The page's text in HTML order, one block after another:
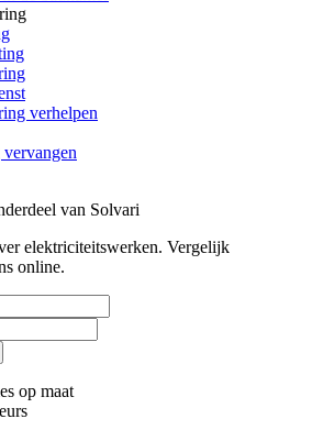
verhelpen
van Solvari
elektriciteitswerken. Vergelijk
online.
op maat